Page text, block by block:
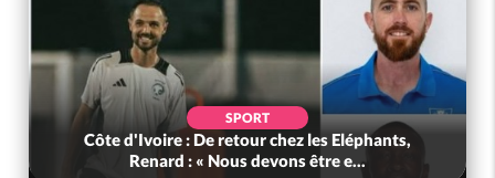
SPORT
Côte d'Ivoire : De retour chez les Eléphants,
Renard : « Nous devons être e...